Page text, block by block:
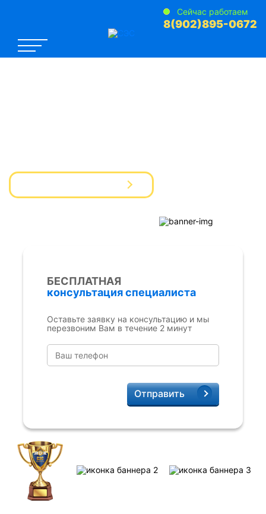
Сейчас работаем
8(902)895-0672
БЕСПЛАТНАЯ
консультация специалиста
Оставьте заявку на консультацию и мы
перезвоним Вам в течение 2 минут
Отправить